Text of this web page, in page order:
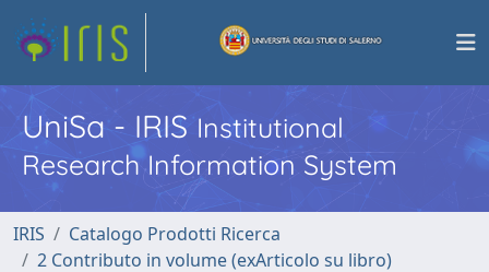
UniSa - IRISInstitutional
Research Information System
IRIS
Catalogo Prodotti Ricerca
2 Contributo in volume (exArticolo su libro)